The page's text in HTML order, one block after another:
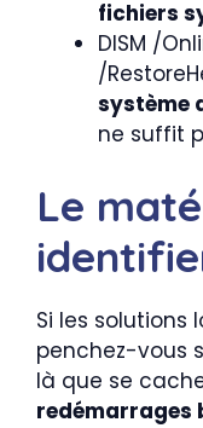
fichiers
DISM /
/
système
ne suffit
Le
Si les solutions
penchez-vous
là que se
redémarrages